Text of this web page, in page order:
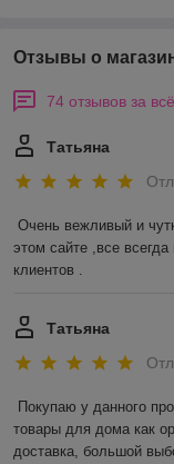
Отзывы о
74 отзывов за
Татьяна
Очень вежливый и
этом сайте ,все
клиентов .
Татьяна
Покупаю у данного
товары для дома как
доставка, большой